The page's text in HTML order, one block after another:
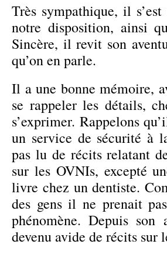
Très sympathique, il
notre disposition, ainsi
Sincère, il revit son
qu’on en parle.
Il a une bonne mémoire,
se rappeler les détails,
s’exprimer. Rappelons
un service de sécurité à
pas lu de récits relatant
sur les OVNIs, excepté
livre chez un dentiste.
des gens il ne prenait
phénomène. Depuis son
devenu avide de récits sur